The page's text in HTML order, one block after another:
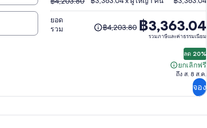
ยอด
รวม
ราคา
ปัจจุบัน
฿4,203.80 ฿3,363.04
รวมภาษีและค่าธรรมเนียม
ลด 20%
ยกเลิกฟรี
ยกเลิก
ถึง ส. 8 ส.ค.
จอง